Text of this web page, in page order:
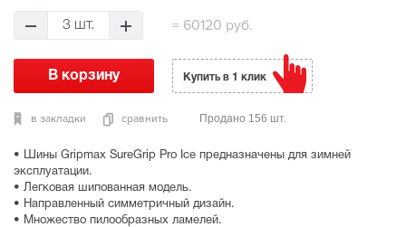
• Шины Gripmax SureGrip Pro Ice предназначены для зимней
эксплуатации.
• Легковая шипованная модель.
• Направленный симметричный дизайн.
• Множество пилообразных ламелей.
3 шт. = 60120 руб.
в закладки сравнить
Купить в 1 клик
Продано 156 шт.